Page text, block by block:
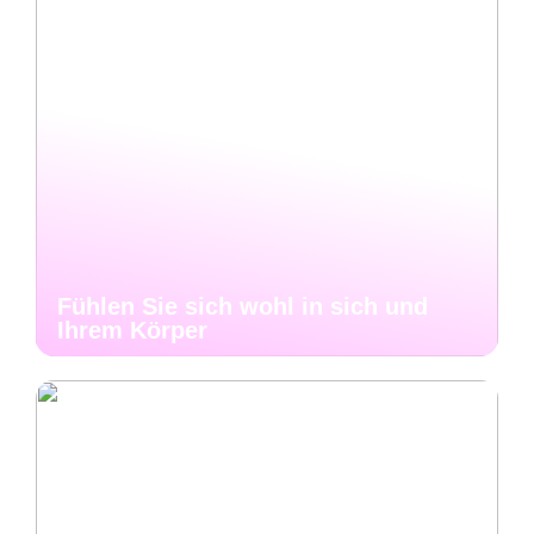
Fühlen Sie sich wohl in sich und
Ihrem Körper